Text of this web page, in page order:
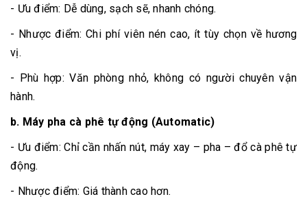
- Ưu điểm: Dễ dùng, sạch sẽ, nhanh chóng.
- Nhược điểm: Chi phí viên nén cao, ít tùy chọn về hương
vị.
- Phù hợp: Văn phòng nhỏ, không có người chuyên vận
hành.
b. Máy pha cà phê tự động (Automatic)
- Ưu điểm: Chỉ cần nhấn nút, máy xay – pha – đổ cà phê tự
động.
- Nhược điểm: Giá thành cao hơn.